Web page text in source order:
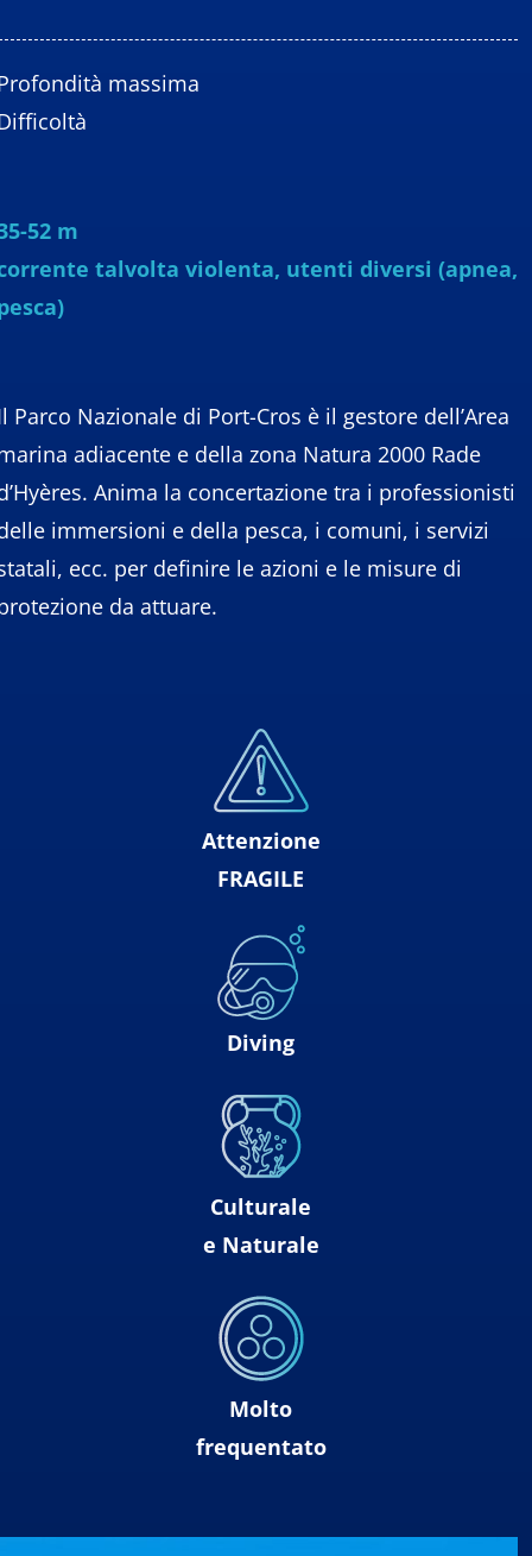
massima
52 m
talvolta violenta, utenti diversi (apnea,
Parco Nazionale di Port-Cros è il gestore dell’Area
adiacente e della zona Natura 2000 Rade
Anima la concertazione tra i professionisti
immersioni e della pesca, i comuni, i servizi
ecc. per definire le azioni e le misure di
da attuare.
Attenzione
FRAGILE
Diving
Culturale
e Naturale
Molto
frequentato